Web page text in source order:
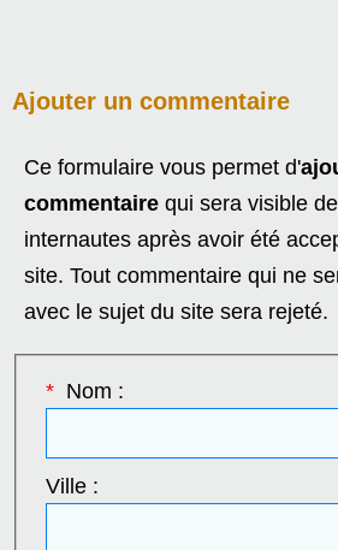
Ajouter un commentaire
Ce formulaire vous permet d'
commentaire qui sera visible
internautes après avoir été
site. Tout commentaire qui ne
avec le sujet du site sera rejeté.
*Nom :
Ville :